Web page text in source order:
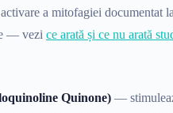
a mitofagiei documentat
— vezi ce arată și ce nu arată
Quinone) —